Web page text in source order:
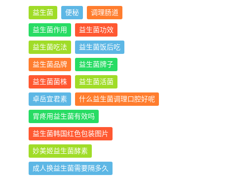
益生菌 便秘 调理肠道
益生菌作用 益生菌功效
益生菌吃法 益生菌饭后吃
益生菌品牌 益生菌牌子
益生菌菌株 益生菌活菌
卓岳宜君素 什么益生菌调理口腔好呢
胃疼用益生菌有效吗
益生菌韩国红色包装图片
妙美姬益生菌酵素
成人换益生菌需要隔多久